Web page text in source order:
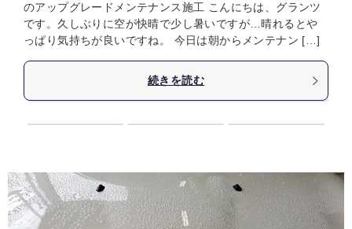
のアップグレードメンテナンス施工 こんにちは、グランツ
です。久しぶりに空が快晴で少し暑いですが…晴れるとや
っぱり気持ちが良いですね。 今日は朝からメンテナン […]
続きを読む